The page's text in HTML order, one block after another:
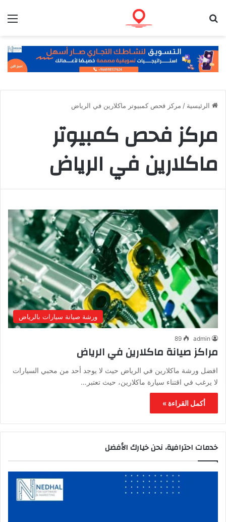
الرئيسية / مركز فحص كمبيوتر ماكلارين في الرياض
مركز فحص كمبيوتر
ماكلارين في الرياض
ورشة صيانة سيارات بالرياض
admin
89
مراكز صيانة ماكلارين في الرياض
افضل ورشة ماكلارين في الرياض حيث لا يوجد أحد من محبي السيارات
لا يرغب في اقتناء سيارة ماكلارين، حيث تعتبر…
أكمل القراءة »
خدمات احترافية، نحن خيارك الأفضل